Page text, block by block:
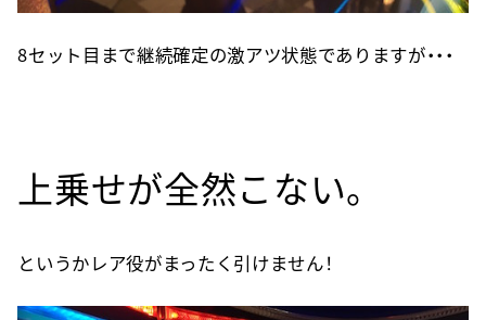
8セット目まで継続確定の激アツ状態でありますが・・・
上乗せが全然こない。
というかレア役がまったく引けません！